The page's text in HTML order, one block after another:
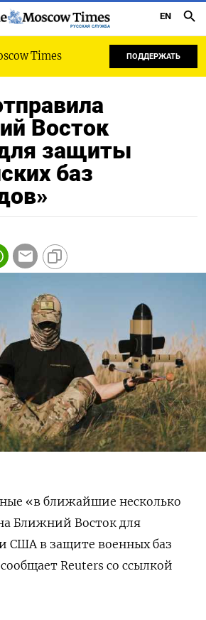
РУССКАЯ СЛУЖБА
EN
Times ПОДДЕРЖАТЬ
Восток
защиты
баз
«в ближайшие несколько
Ближний Восток для
США в защите военных баз
Reuters со ссылкой